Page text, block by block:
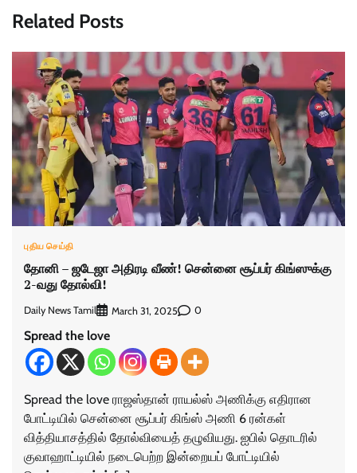
Related Posts
புதிய செய்தி
தோனி – ஜடேஜா அதிரடி வீண்! சென்னை சூப்பர் கிங்ஸுக்கு
2-வது தோல்வி!
Daily News Tamil March 31, 2025 0
Spread the love
Spread the love ராஜஸ்தான் ராயல்ஸ் அணிக்கு எதிரான
போட்டியில் சென்னை சூப்பர் கிங்ஸ் அணி 6 ரன்கள்
வித்தியாசத்தில் தோல்வியைத் தழுவியது. ஐபில் தொடரில்
குவாஹாட்டியில் நடைபெற்ற இன்றையப் போட்டியில்